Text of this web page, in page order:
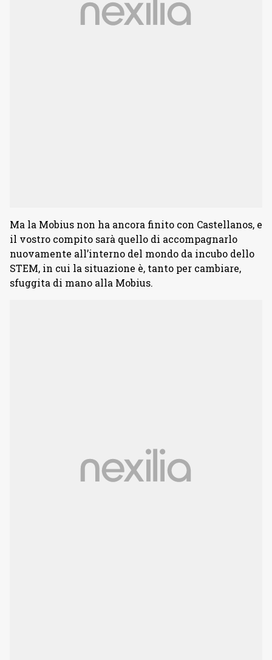
Ma la Mobius non ha ancora finito con Castellanos, e
il vostro compito sarà quello di accompagnarlo
nuovamente all’interno del mondo da incubo dello
STEM, in cui la situazione è, tanto per cambiare,
sfuggita di mano alla Mobius.